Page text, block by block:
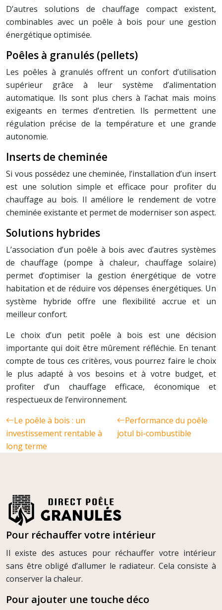
D’autres solutions de chauffage compact existent,
combinables avec un poêle à bois pour une gestion
énergétique optimisée.
Poêles à granulés (pellets)
Les poêles à granulés offrent un confort d’utilisation
supérieur grâce à leur système d’alimentation
automatique. Ils sont plus chers à l’achat mais moins
exigeants en termes d’entretien. Ils permettent une
régulation précise de la température et une grande
autonomie.
Inserts de cheminée
Si vous possédez une cheminée, l’installation d’un insert
est une solution simple et efficace pour profiter du
chauffage au bois. Il améliore le rendement de votre
cheminée existante et permet de moderniser son aspect.
Solutions hybrides
L’association d’un poêle à bois avec d’autres systèmes
de chauffage (pompe à chaleur, chauffage solaire)
permet d’optimiser la gestion énergétique de votre
habitation et de réduire vos dépenses énergétiques. Un
système hybride offre une flexibilité accrue et un
meilleur confort.
Le choix d’un petit poêle à bois est une décision
importante qui doit être mûrement réfléchie. En tenant
compte de tous ces critères, vous pourrez faire le choix
le plus adapté à vos besoins et à votre budget, et
profiter d’un chauffage efficace, économique et
respectueux de l’environnement.
Le poêle à bois : un
investissement rentable à
long terme
Performance du poêle
jotul bi-combustible
Pour réchauffer votre intérieur
Il existe des astuces pour réchauffer votre intérieur
sans être obligé d’allumer le radiateur. Cela consiste à
conserver la chaleur.
Pour ajouter une touche déco